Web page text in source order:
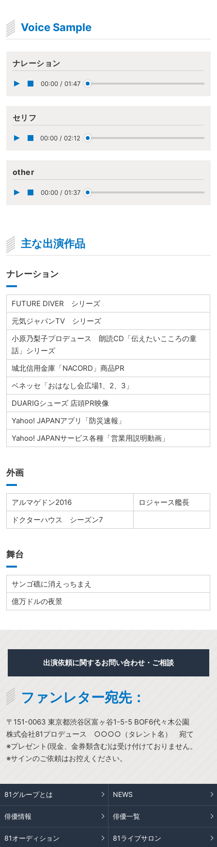
Voice Sample
ナレーション
00:00 / 01:47
セリフ
00:00 / 02:12
other
00:00 / 01:37
主な出演作品
ナレーション
FUTURE DIVER シリーズ
元気ジャパンTV シリーズ
小原乃梨子プロデュース 朗読CD「伝えたいこころの童
話」シリーズ
城北信用金庫「NACORD」商品PR
ベネッセ「おはなし会広場1、2、3」
DUARIGシューズ 店頭PR映像
Yahoo! JAPANアプリ「防災速報」
Yahoo! JAPANサービス各種「営業用説明動画」
外画
アルマゲドン2016
ロジャース艦長
ドクターハウス シーズン7
舞台
サンゴ礁に消えっちまえ
億万ドルの夜景
出演依頼に関するお問い合わせ・ご相談
ファンレター宛先：
〒151-0063 東京都渋谷区富ヶ谷1-5-5 BOF6代々木公園
株式会社81プロデュース ○○○○（タレント名） 宛て
※プレゼント(現金、金券類含む)は受け付けておりません。
※サインのご依頼はお控えください。
81グループとは NEWS
俳優情報 俳優一覧
81オーディション 81ライブサロン